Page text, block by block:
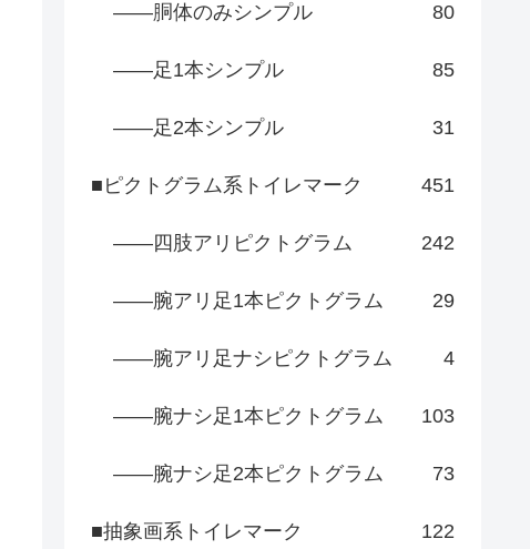
――胴体のみシンプル 80
――足1本シンプル 85
――足2本シンプル 31
■ピクトグラム系トイレマーク 451
――四肢アリピクトグラム 242
――腕アリ足1本ピクトグラム 29
――腕アリ足ナシピクトグラム 4
――腕ナシ足1本ピクトグラム 103
――腕ナシ足2本ピクトグラム 73
■抽象画系トイレマーク 122